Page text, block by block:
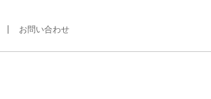
お問い合わせ